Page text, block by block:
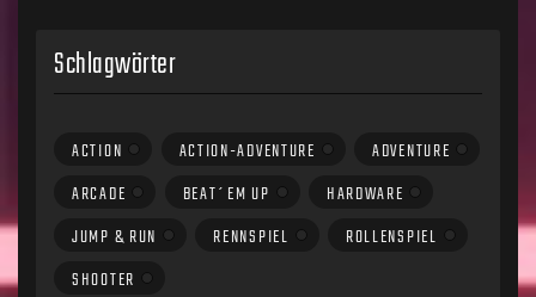
Schlagwörter
ACTION ACTION-ADVENTURE
ADVENTURE
ARCADE
BEAT´EM UP
HARDWARE
JUMP & RUN
RENNSPIEL
ROLLENSPIEL
SHOOTER